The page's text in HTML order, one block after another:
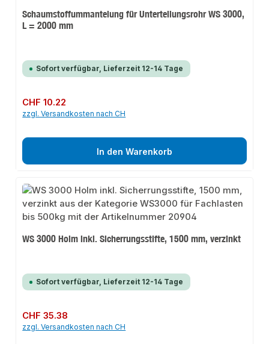
Schaumstoffummantelung für Unterteilungsrohr WS 3000,
L = 2000 mm
Sofort verfügbar, Lieferzeit 12-14 Tage
Regulärer Preis:
CHF 10.22
zzgl. Versandkosten nach CH
In den Warenkorb
WS 3000 Holm inkl. Sicherrungsstifte, 1500 mm, verzinkt
Sofort verfügbar, Lieferzeit 12-14 Tage
Regulärer Preis:
CHF 35.38
zzgl. Versandkosten nach CH